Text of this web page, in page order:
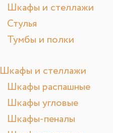
Шкафы и стеллажи
Стулья
Тумбы и полки
Шкафы и стеллажи
Шкафы распашные
Шкафы угловые
Шкафы-пеналы